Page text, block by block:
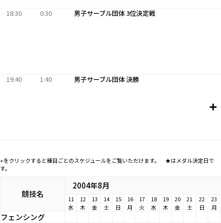
18:30 0:30 男子サーブル団体 3位決定戦
19:40 1:40 男子サーブル団体 決勝
+をクリックすると種目ごとのスケジュールをご覧いただけます。 ★はメダル決定日で
す。
競技名
2004年8月
11 12 13 14 15 16 17 18 19 20 21 22
23
水
木 金 土 日 月 火 水 木 金 土 日 月
フェンシング